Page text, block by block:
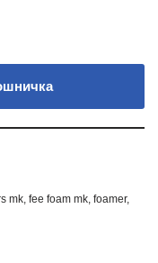
mk, fee foam mk, foamer,